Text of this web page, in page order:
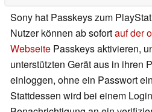
Sony hat Passkeys zum
Nutzer können ab sofortauf der
Webseite Passkeys aktivieren,
unterstützten Gerät aus in ihren
einloggen, ohne ein Passwort
Stattdessen wird bei einem